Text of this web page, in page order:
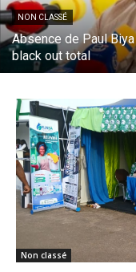
NON CLASSÉ
Absence de Paul
black out total
Non classé